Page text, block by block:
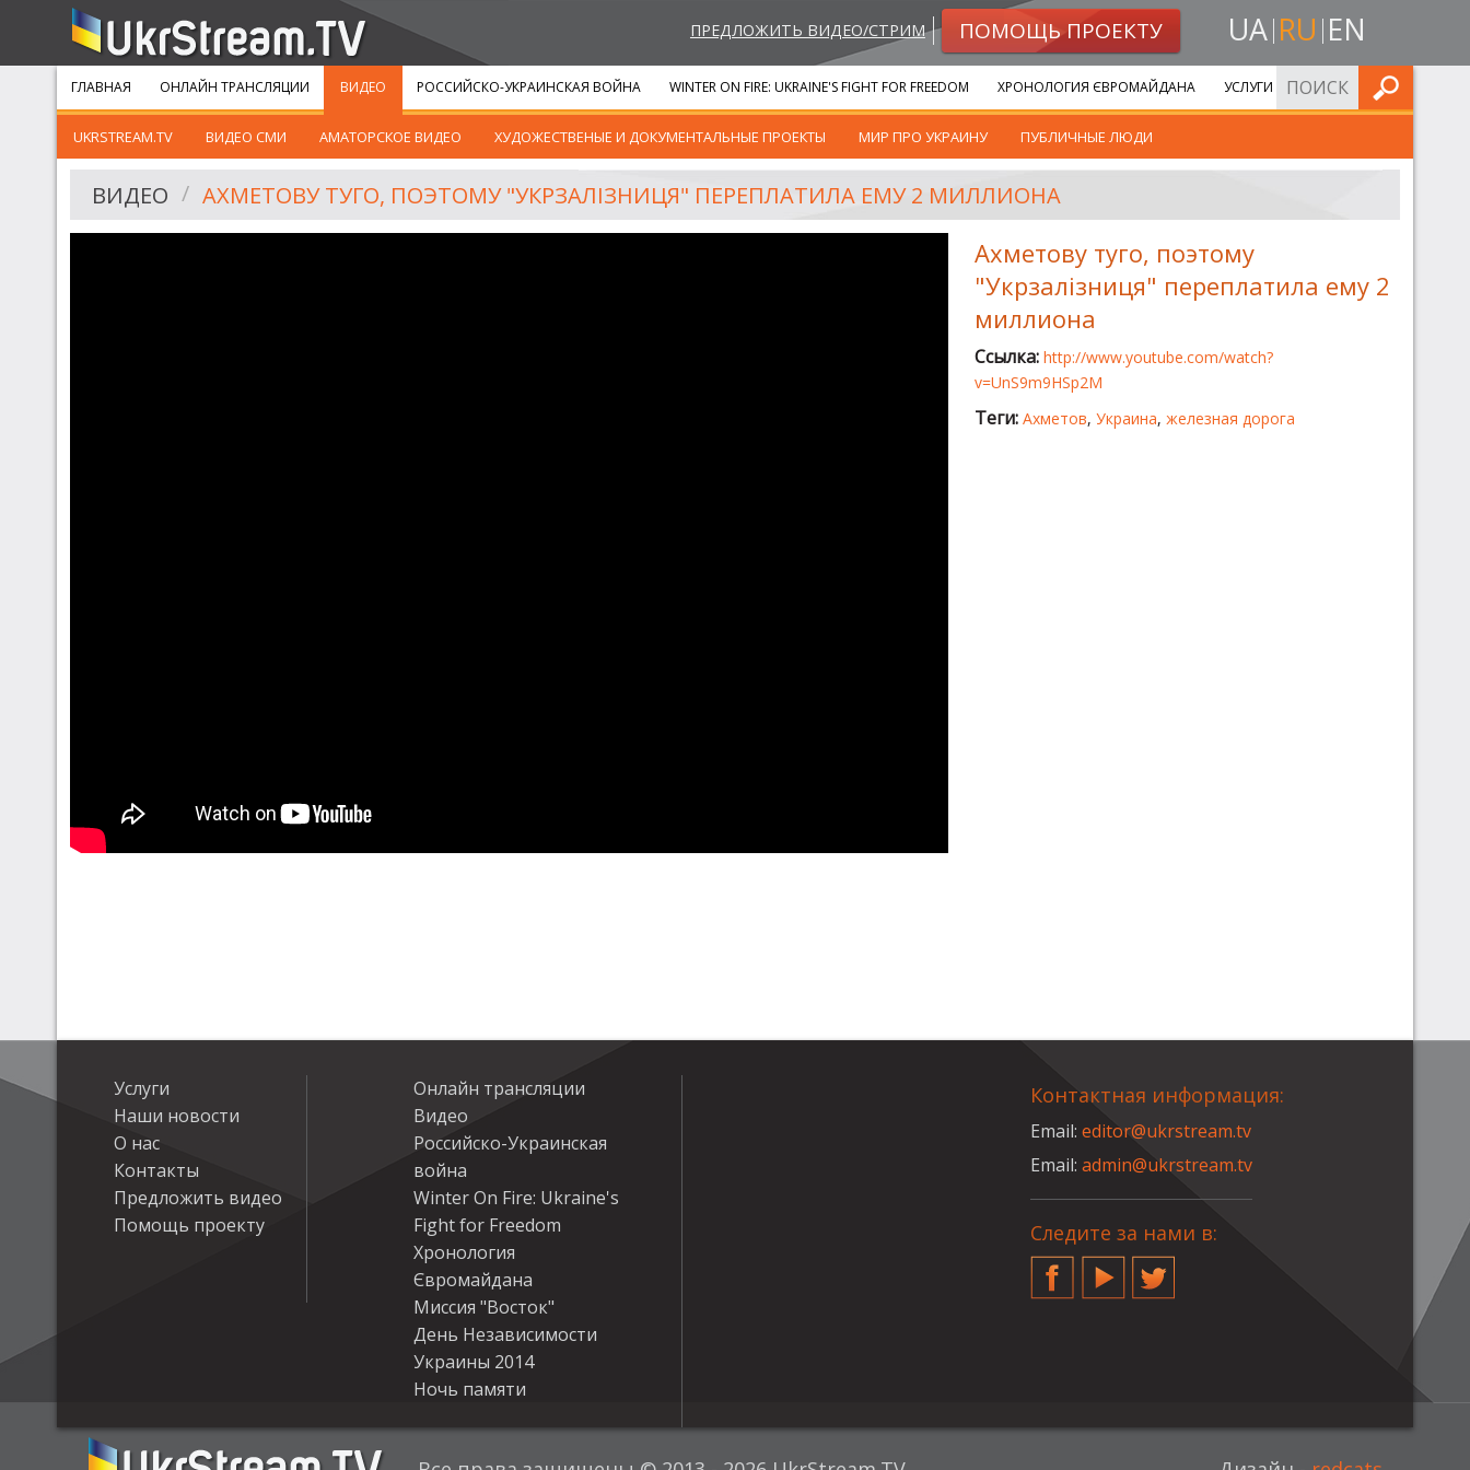
ПРЕДЛОЖИТЬ ВИДЕО/СТРИМ ПОМОЩЬ ПРОЕКТУ UA RU EN
ГЛАВНАЯ ОНЛАЙН ТРАНСЛЯЦИИ ВИДЕО
UKRSTREAM.TV ВИДЕО СМИ АМАТОРСКОЕ ВИДЕО ХУДОЖЕСТВЕНЫЕ И ДОКУМЕНТАЛЬНЫЕ ПРОЕКТЫ МИР ПРО УКРАИНУ ПУБЛИЧНЫЕ ЛЮДИ
РОССИЙСКО-УКРАИНСКАЯ ВОЙНА WINTER ON FIRE: UKRAINE'S FIGHT FOR FREEDOM ХРОНОЛОГИЯ ЄВРОМАЙДАНА УСЛУГИ ИСКАТЬ
ВИДЕО АХМЕТОВУ ТУГО, ПОЭТОМУ "УКРЗАЛІЗНИЦЯ" ПЕРЕПЛАТИЛА ЕМУ 2 МИЛЛИОНА
Ахметову туго, поэтому
"Укрзалізниця" переплатила ему 2
миллиона
Ссылка: http://www.youtube.com/watch?
v=UnS9m9HSp2M
Теги: Ахметов, Украина, железная дорога
Услуги
Наши новости
О нас
Контакты
Предложить видео
Помощь проекту
Онлайн трансляции
Видео
Российско-Украинская
война
Winter On Fire: Ukraine's
Fight for Freedom
Хронология
Євромайдана
Миссия "Восток"
День Независимости
Украины 2014
Ночь памяти
Контактная информация:
Email:editor@ukrstream.tv
Email:admin@ukrstream.tv
Следите за нами в:
FacebookYouTubeTwitter